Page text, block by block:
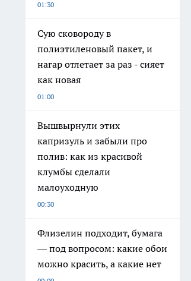
01:30
Сую сковороду в
полиэтиленовый пакет, и
нагар отлетает за раз - сияет
как новая
01:00
Вышвырнули этих
капризуль и забыли про
полив: как из красивой
клумбы сделали
малоуходную
00:30
Флизелин подходит, бумага
— под вопросом: какие обои
можно красить, а какие нет